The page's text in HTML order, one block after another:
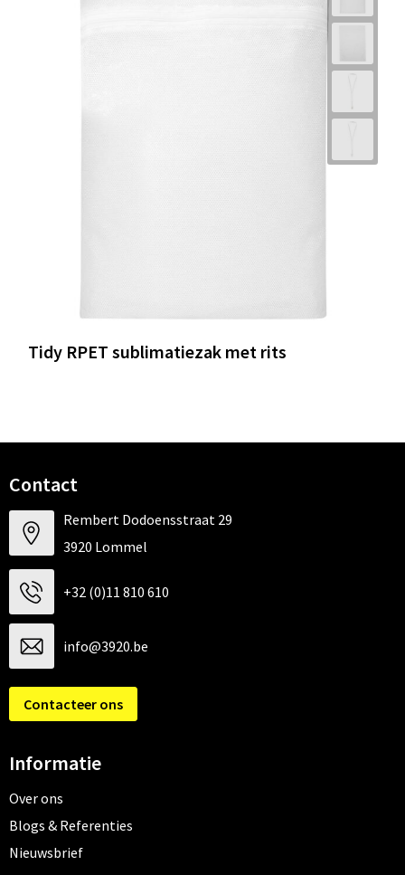
Tidy RPET sublimatiezak met rits
Contact
Rembert Dodoensstraat 29
3920 Lommel
+32 (0)11 810 610
info@3920.be
Contacteer ons
Informatie
Over ons
Blogs & Referenties
Nieuwsbrief